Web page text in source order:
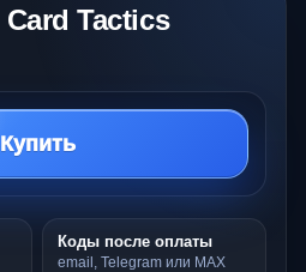
Tactics
Купить
Коды после оплаты
email, Telegram или MAX